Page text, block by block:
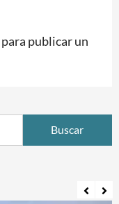
para publicar un